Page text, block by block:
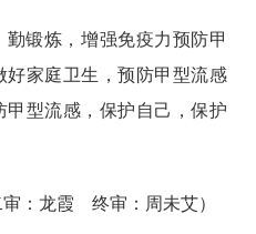
锻炼，增强免疫力预防甲
好家庭卫生，预防甲型流感
甲型流感，保护自己，保护
：龙霞 终审：周未艾）